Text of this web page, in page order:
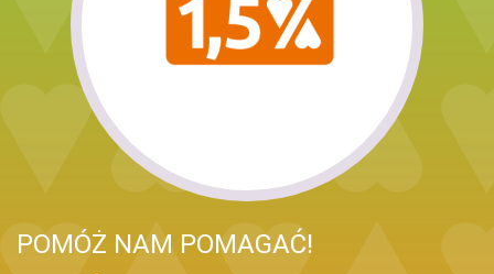
POMÓŻ NAM POMAGAĆ!